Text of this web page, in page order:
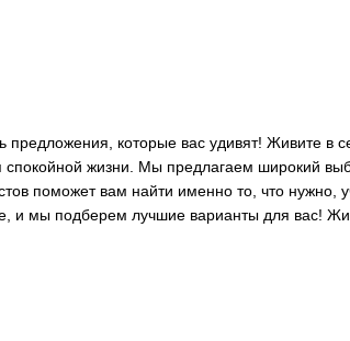
которые вас удивят! Живите в
жизни. Мы предлагаем широкий
поможет вам найти именно то, что нужно,
и мы подберем лучшие варианты для вас!